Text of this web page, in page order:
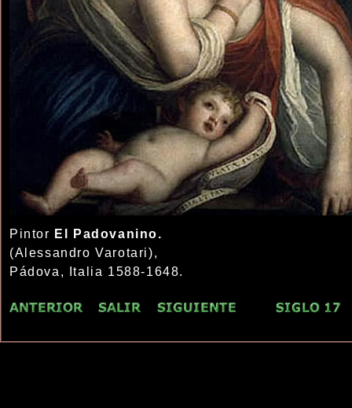
Pintor El Padovanino.
(Alessandro Varotari),
Pádova, Italia 1588-1648.